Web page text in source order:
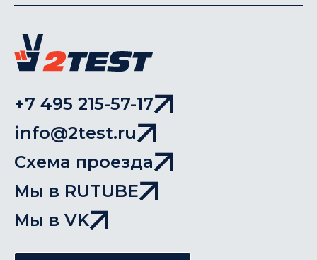
+7 495 215-57-17
info@2test.ru
Схема проезда
Мы в RUTUBE
Мы в VK